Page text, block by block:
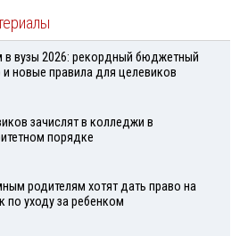
в вузы 2026: рекордный бюджетный
и новые правила для целевиков
зачислят в колледжи в
порядке
родителям хотят дать право на
по уходу за ребенком